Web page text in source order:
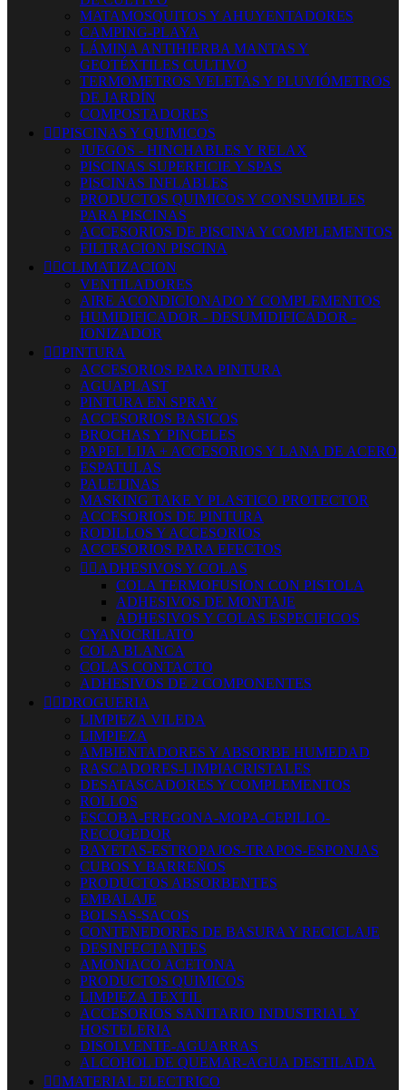
MATAMOSQUITOS Y AHUYENTADORES
CAMPING-PLAYA
LÁMINA ANTIHIERBA MANTAS Y
GEOTÉXTILES CULTIVO
TERMOMETROS VELETAS Y PLUVIÓMETROS
DE JARDÍN
COMPOSTADORES
 PISCINAS Y QUIMICOS
JUEGOS - HINCHABLES Y RELAX
PISCINAS SUPERFICIE Y SPAS
PISCINAS INFLABLES
PRODUCTOS QUIMICOS Y CONSUMIBLES
PARA PISCINAS
ACCESORIOS DE PISCINA Y COMPLEMENTOS
FILTRACION PISCINA
 CLIMATIZACION
VENTILADORES
AIRE ACONDICIONADO Y COMPLEMENTOS
HUMIDIFICADOR - DESUMIDIFICADOR -
IONIZADOR
 PINTURA
ACCESORIOS PARA PINTURA
AGUAPLAST
PINTURA EN SPRAY
ACCESORIOS BASICOS
BROCHAS Y PINCELES
PAPEL LIJA + ACCESORIOS Y LANA DE ACERO
ESPATULAS
PALETINAS
MASKING TAKE Y PLASTICO PROTECTOR
ACCESORIOS DE PINTURA
RODILLOS Y ACCESORIOS
ACCESORIOS PARA EFECTOS
 ADHESIVOS Y COLAS
COLA TERMOFUSION CON PISTOLA
ADHESIVOS DE MONTAJE
ADHESIVOS Y COLAS ESPECIFICOS
CYANOCRILATO
COLA BLANCA
COLAS CONTACTO
ADHESIVOS DE 2 COMPONENTES
 DROGUERIA
LIMPIEZA VILEDA
LIMPIEZA
AMBIENTADORES Y ABSORBE HUMEDAD
RASCADORES-LIMPIACRISTALES
DESATASCADORES Y COMPLEMENTOS
ROLLOS
ESCOBA-FREGONA-MOPA-CEPILLO-
RECOGEDOR
BAYETAS-ESTROPAJOS-TRAPOS-ESPONJAS
CUBOS Y BARREÑOS
PRODUCTOS ABSORBENTES
EMBALAJE
BOLSAS-SACOS
CONTENEDORES DE BASURA Y RECICLAJE
DESINFECTANTES
AMONIACO ACETONA
PRODUCTOS QUIMICOS
LIMPIEZA TEXTIL
ACCESORIOS SANITARIO INDUSTRIAL Y
HOSTELERIA
DISOLVENTE-AGUARRAS
ALCOHOL DE QUEMAR-AGUA DESTILADA
 MATERIAL ELECTRICO